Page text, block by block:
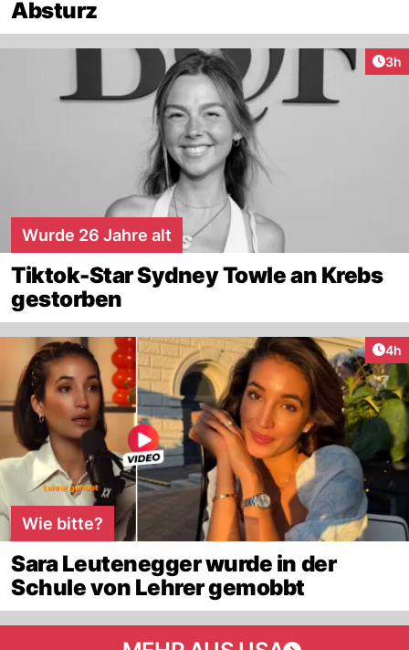
Absturz
3h
Wurde 26 Jahre alt
Tiktok-Star Sydney Towle an Krebs
gestorben
4h
Wie bitte?
Sara Leutenegger wurde in der
Schule von Lehrer gemobbt